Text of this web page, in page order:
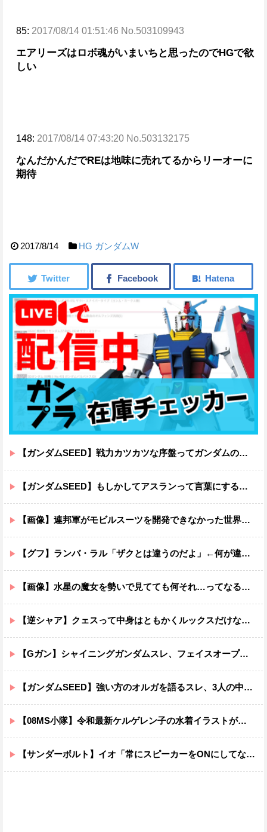
85: 2017/08/14 01:51:46 No.503109943
エアリーズはロボ魂がいまいちと思ったのでHGで欲
しい
148: 2017/08/14 07:43:20 No.503132175
なんだかんだでREは地味に売れてるから リーオーに
期待
2017/8/14 HG ガンダムW
【ガンダムSEED】戦力カツカツな序盤ってガンダムの中だと割と珍しい気がする
【ガンダムSEED】もしかしてアスランって言葉にするのが下手なだけでめっちゃいい人なのでは？
【画像】連邦軍がモビルスーツを開発できなかった世界線のガンダムｗｗｗｗｗｗｗ
【グフ】ランバ・ラル「ザクとは違うのだよ」←何が違うの？
【画像】水星の魔女を勢いで見てても何それ…ってなる部分ｗｗｗｗｗｗｗｗ
【逆シャア】クェスって中身はともかくルックスだけなら最高だな
【Gガン】シャイニングガンダムスレ、フェイスオープンが嫌いな男の子なんていません
【ガンダムSEED】強い方のオルガを語るスレ、3人の中でも強化は一番されてない方
【08MS小隊】令和最新ケルゲレン子の水着イラストがあまりにもスケベすぎる…
【サンダーボルト】イオ「常にスピーカーをONにしてな！」→オフにしたくなる音ｗｗｗｗｗｗｗｗｗｗｗ